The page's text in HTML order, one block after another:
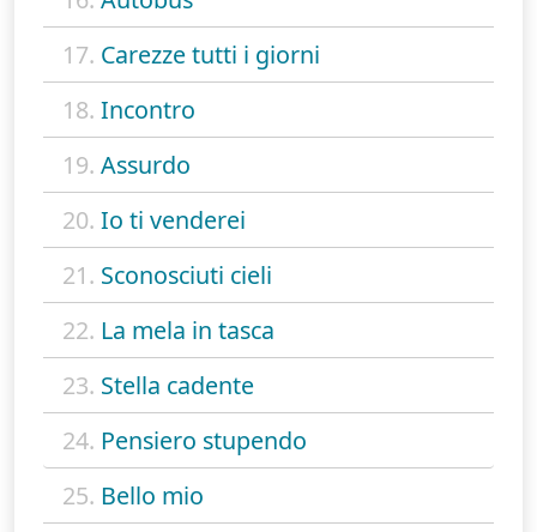
17. Carezze tutti i giorni
18. Incontro
19. Assurdo
20. Io ti venderei
21. Sconosciuti cieli
22. La mela in tasca
23. Stella cadente
24. Pensiero stupendo
25. Bello mio